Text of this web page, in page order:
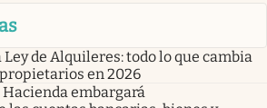
Ley de Alquileres: todo lo que cambia
en 2026
embargará